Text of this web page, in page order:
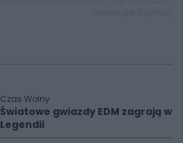
Czas Wolny
Światowe gwiazdy EDM zagrają w
Legendii